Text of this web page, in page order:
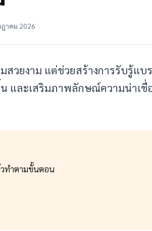
ฎาคม 2026
มสวยงาม แต่ช่วยสร้างการรับรู้แ
และเสริมภาพลักษณ์ความน่าเชื่
วทำตามขั้นตอน